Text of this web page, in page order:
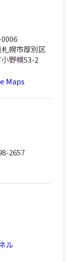
幌市厚別区
野幌53-2
Maps
2657
ル